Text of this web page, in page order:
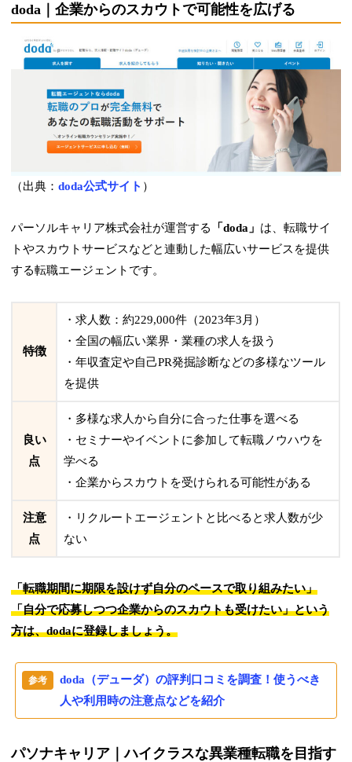
doda｜企業からのスカウトで可能性を広げる
（出典：doda公式サイト ）
パーソルキャリア株式会社が運営する 「doda」 は、転職サイ
トやスカウトサービスなどと連動した幅広いサービスを提供
する転職エージェントです。
特徴
・求人数：約229,000件（2023年3月）
・全国の幅広い業界・業種の求人を扱う
・年収査定や自己PR発掘診断などの多様なツール
を提供
良い
点
・多様な求人から自分に合った仕事を選べる
・セミナーやイベントに参加して転職ノウハウを
学べる
・企業からスカウトを受けられる可能性がある
注意
点
・リクルートエージェントと比べると求人数が少
ない
「転職期間に期限を設けず自分のペースで取り組みたい」
「自分で応募しつつ企業からのスカウトも受けたい」という
方は、dodaに登録しましょう。
doda（デューダ）の評判口コミを調査！使うべき
人や利用時の注意点などを紹介
パソナキャリア｜ハイクラスな異業種転職を目指す